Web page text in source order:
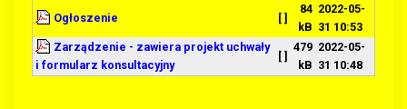
Ogłoszenie [ ]
84
kB
2022-05-
31 10:53
Zarządzenie - zawiera projekt uchwały
i formularz konsultacyjny
[ ]
479
kB
2022-05-
31 10:48